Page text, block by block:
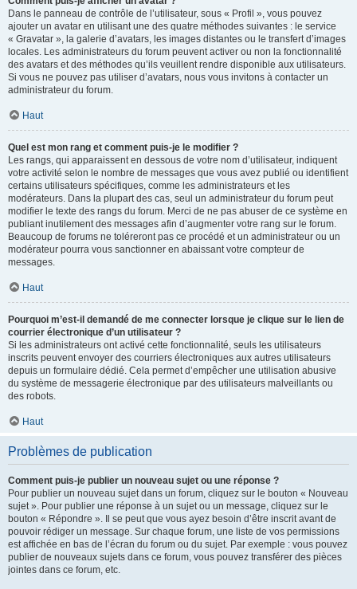
Dans le panneau de contrôle de l’utilisateur, sous « Profil », vous pouvez
ajouter un avatar en utilisant une des quatre méthodes suivantes : le service
« Gravatar », la galerie d’avatars, les images distantes ou le transfert d’images
locales. Les administrateurs du forum peuvent activer ou non la fonctionnalité
des avatars et des méthodes qu’ils veuillent rendre disponible aux utilisateurs.
Si vous ne pouvez pas utiliser d’avatars, nous vous invitons à contacter un
administrateur du forum.
Haut
Quel est mon rang et comment puis-je le modifier ?
Les rangs, qui apparaissent en dessous de votre nom d’utilisateur, indiquent
votre activité selon le nombre de messages que vous avez publié ou identifient
certains utilisateurs spécifiques, comme les administrateurs et les
modérateurs. Dans la plupart des cas, seul un administrateur du forum peut
modifier le texte des rangs du forum. Merci de ne pas abuser de ce système en
publiant inutilement des messages afin d’augmenter votre rang sur le forum.
Beaucoup de forums ne toléreront pas ce procédé et un administrateur ou un
modérateur pourra vous sanctionner en abaissant votre compteur de
messages.
Haut
Pourquoi m’est-il demandé de me connecter lorsque je clique sur le lien de
courrier électronique d’un utilisateur ?
Si les administrateurs ont activé cette fonctionnalité, seuls les utilisateurs
inscrits peuvent envoyer des courriers électroniques aux autres utilisateurs
depuis un formulaire dédié. Cela permet d’empêcher une utilisation abusive
du système de messagerie électronique par des utilisateurs malveillants ou
des robots.
Haut
Problèmes de publication
Comment puis-je publier un nouveau sujet ou une réponse ?
Pour publier un nouveau sujet dans un forum, cliquez sur le bouton « Nouveau
sujet ». Pour publier une réponse à un sujet ou un message, cliquez sur le
bouton « Répondre ». Il se peut que vous ayez besoin d’être inscrit avant de
pouvoir rédiger un message. Sur chaque forum, une liste de vos permissions
est affichée en bas de l’écran du forum ou du sujet. Par exemple : vous pouvez
publier de nouveaux sujets dans ce forum, vous pouvez transférer des pièces
jointes dans ce forum, etc.